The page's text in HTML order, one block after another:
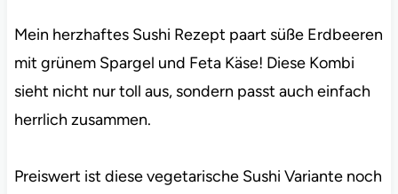
Mein herzhaftes Sushi Rezept paart süße Erdbeeren
mit grünem Spargel und Feta Käse! Diese Kombi
sieht nicht nur toll aus, sondern passt auch einfach
herrlich zusammen.
Preiswert ist diese vegetarische Sushi Variante noch